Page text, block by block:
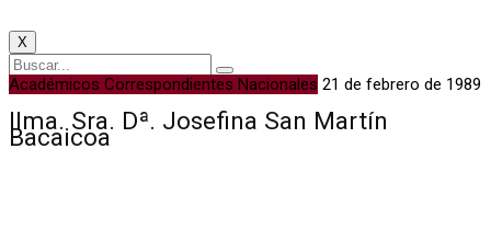
X
Académicos Correspondientes Nacionales 21 de febrero de 1989
Ilma. Sra. Dª. Josefina San Martín
Bacaicoa